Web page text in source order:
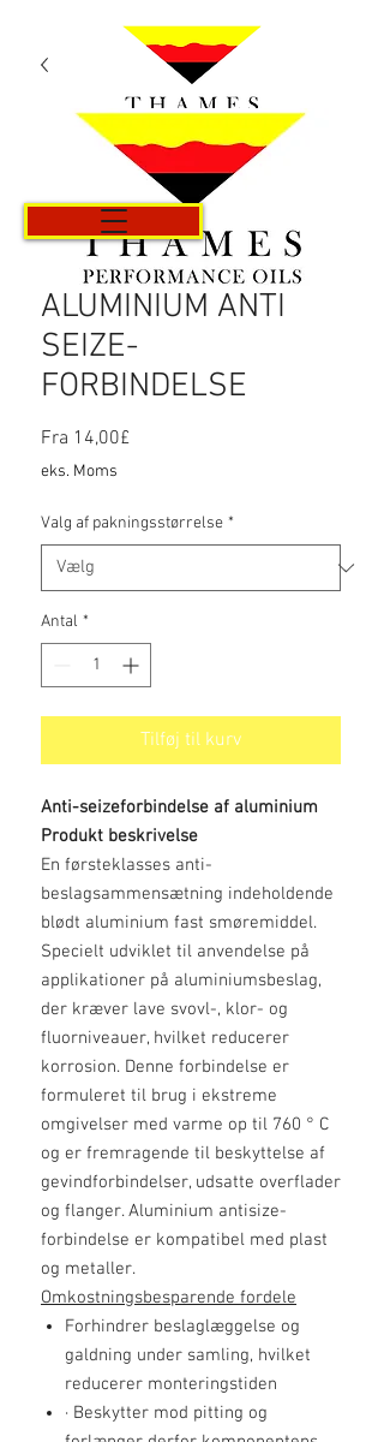
Kurv
ALUMINIUM ANTI
SEIZE-
FORBINDELSE
Fra 14,00£
eks. Moms
Valg af pakningsstørrelse *
Antal *
Tilføj til kurv
Anti-seizeforbindelse af aluminium
Produkt beskrivelse
En førsteklasses anti-
beslagsammensætning indeholdende
blødt aluminium fast smøremiddel.
Specielt udviklet til anvendelse på
applikationer på aluminiumsbeslag,
der kræver lave svovl-, klor- og
fluorniveauer, hvilket reducerer
korrosion. Denne forbindelse er
formuleret til brug i ekstreme
omgivelser med varme op til 760 ° C
og er fremragende til beskyttelse af
gevindforbindelser, udsatte overflader
og flanger. Aluminium antisize-
forbindelse er kompatibel med plast
og metaller.
Omkostningsbesparende fordele
Forhindrer beslaglæggelse og
galdning under samling, hvilket
reducerer monteringstiden
· Beskytter mod pitting og